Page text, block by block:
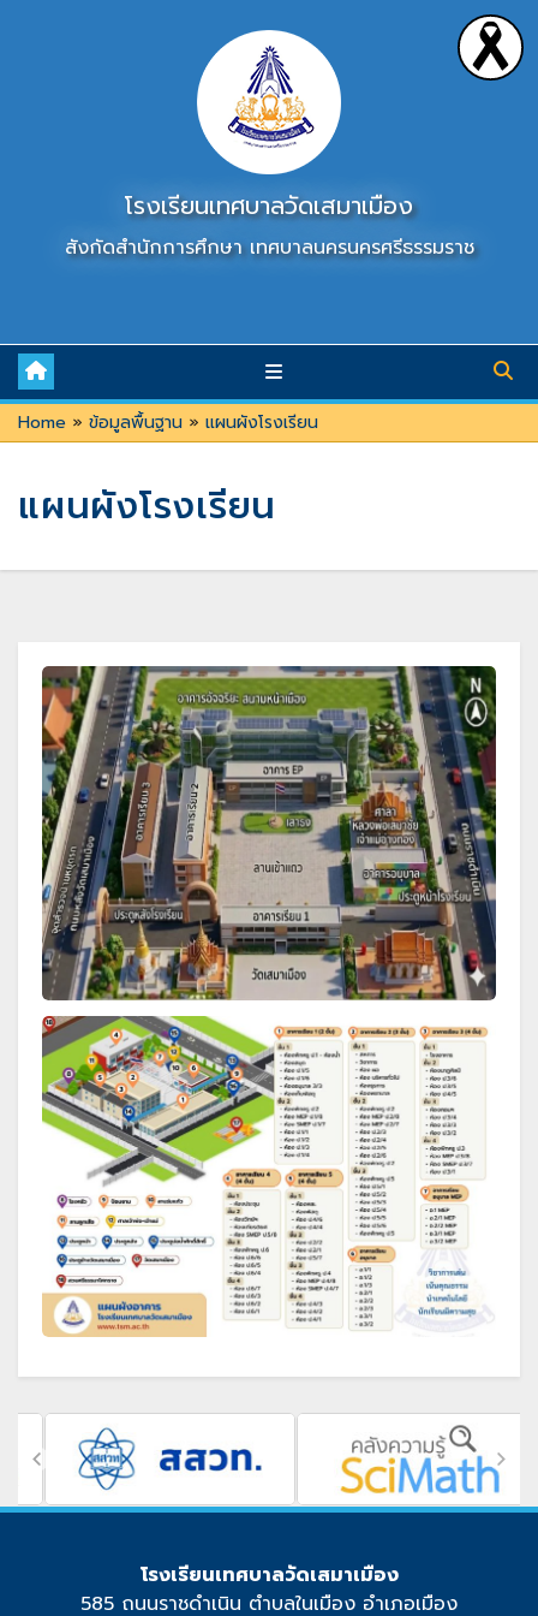
โรงเรียนเทศบาลวัดเสมาเมือง
สังกัดสำนักการศึกษา เทศบาลนครนครศรีธรรมราช
Home » ข้อมูลพื้นฐาน » แผนผังโรงเรียน
แผนผังโรงเรียน
โรงเรียนเทศบาลวัดเสมาเมือง
585 ถนนราชดำเนิน ตำบลในเมือง อำเภอเมือง